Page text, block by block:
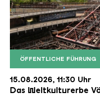
ÖFFENTLICHE FÜHRUNG
Der
Copyright:
15.08.2026, 11:30 Uhr
Das Weltkulturerbe